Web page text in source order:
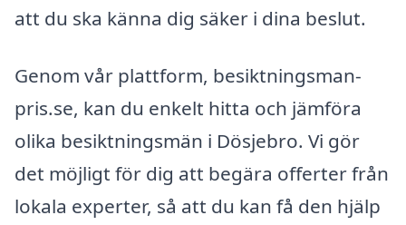
att du ska känna dig säker i dina beslut.
Genom vår plattform, besiktningsman-
pris.se, kan du enkelt hitta och jämföra
olika besiktningsmän i Dösjebro. Vi gör
det möjligt för dig att begära offerter från
lokala experter, så att du kan få den hjälp